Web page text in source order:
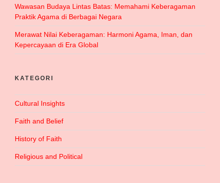
Wawasan Budaya Lintas Batas: Memahami Keberagaman
Praktik Agama di Berbagai Negara
Merawat Nilai Keberagaman: Harmoni Agama, Iman, dan
Kepercayaan di Era Global
KATEGORI
Cultural Insights
Faith and Belief
History of Faith
Religious and Political